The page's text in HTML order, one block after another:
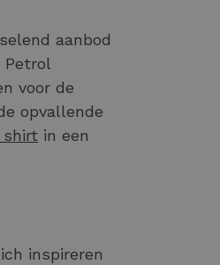
aanbod
Petrol
voor de
opvallende
shirt in een
inspireren